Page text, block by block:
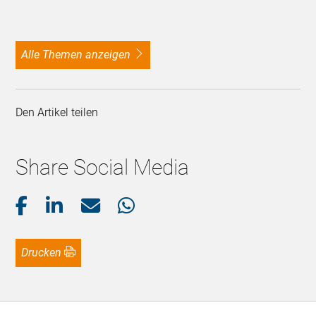
alle Themen anzeigen
Den Artikel teilen
Share Social Media
Drucken